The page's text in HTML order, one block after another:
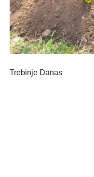
Trebinje Danas